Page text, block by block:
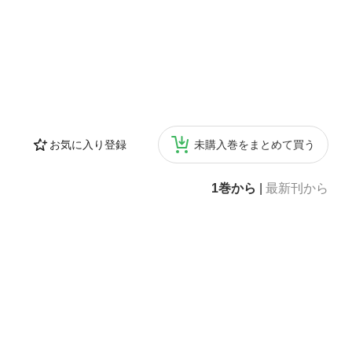
お気に入り登録 未購入巻をまとめて買う
1巻から 最新刊から